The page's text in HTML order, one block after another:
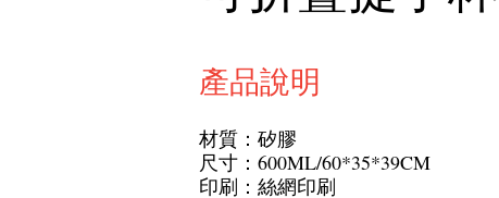
產品說明
材質：矽膠
尺寸：600ML/60*35*39CM
印刷：絲網印刷